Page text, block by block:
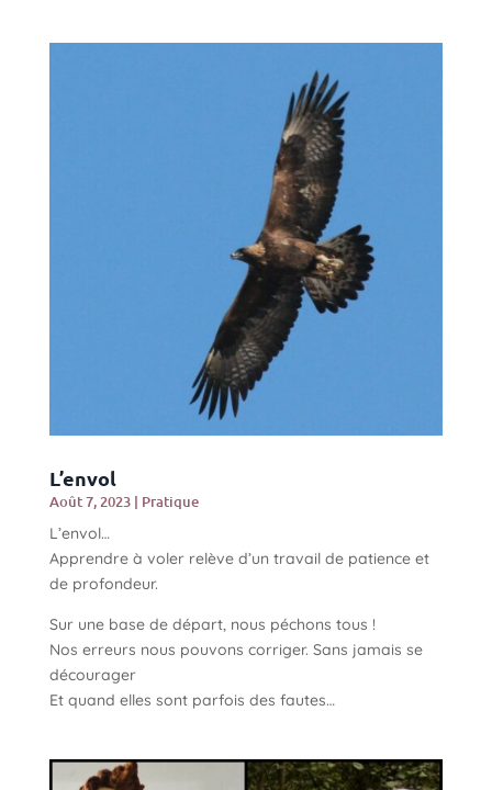
L’envol
Août 7, 2023| Pratique
L’envol…
Apprendre à voler relève d’un travail de patience et
de profondeur.
Sur une base de départ, nous péchons tous !
Nos erreurs nous pouvons corriger. Sans jamais se
décourager
Et quand elles sont parfois des fautes…